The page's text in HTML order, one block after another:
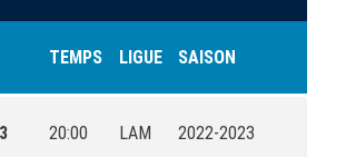
TEMPS LIGUE SAISON
20:00 LAM 2022-2023